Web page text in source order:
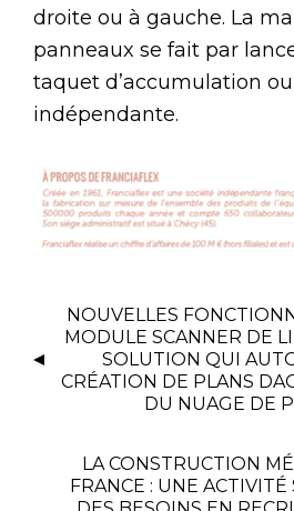
droite ou à gauche. La
panneaux se fait par
taquet d’accumulation
indépendante.
NOUVELLES
MODULE SCANNER DE
SOLUTION QUI
CRÉATION DE PLANS
DU NUAGE DE
LA CONSTRUCTION
FRANCE : UNE